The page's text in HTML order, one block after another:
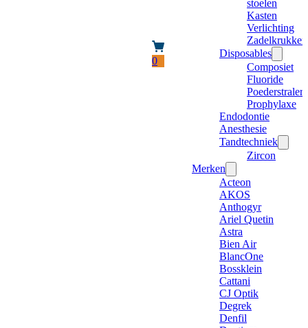
0
stoelen
Kasten
Verlichting
Zadelkrukken
Disposables
Composiet
Fluoride
Poederstraler
Prophylaxe
Endodontie
Anesthesie
Tandtechniek
Zircon
Merken
Acteon
AKOS
Anthogyr
Ariel Quetin
Astra
Bien Air
BlancOne
Bossklein
Cattani
CJ Optik
Degrek
Denfil